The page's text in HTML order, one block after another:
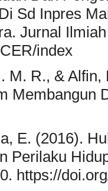
Sd Inpres
Jurnal
index
M. R., &
Membangun
E. (2016).
Perilaku
https://